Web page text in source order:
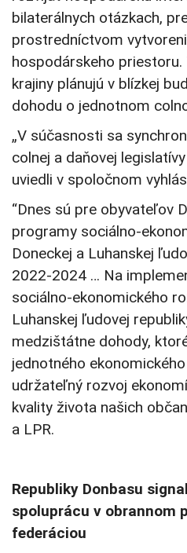
bilaterálnych otázkach,
prostredníctvom
hospodárskeho priestoru.
krajiny plánujú v blízkej
dohodu o jednotnom
„V súčasnosti sa
colnej a daňovej
uviedli v spoločnom
“Dnes sú pre obyvateľov
programy sociálno-
Doneckej a Luhanskej
2022-2024 … Na
sociálno-ekonomického
Luhanskej ľudovej
medzištátne dohody,
jednotného
udržateľný rozvoj
kvality života našich
a LPR.
Republiky Donbasu
spoluprácu v obrannom
federáciou